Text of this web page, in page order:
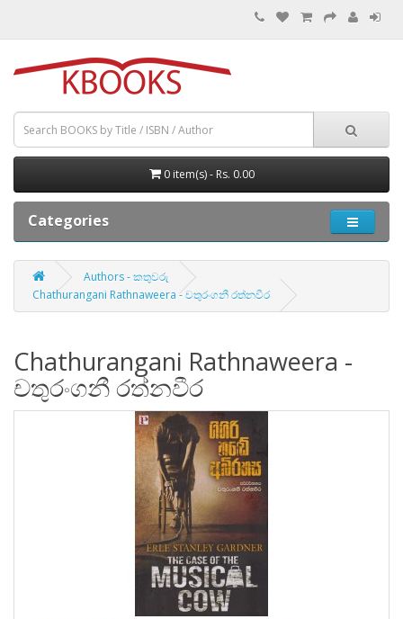
0 item(s) - Rs. 0.00
Categories
Authors - කතුවරු
Chathurangani Rathnaweera - චතුරංගනී රත්නවීර
Chathurangani Rathnaweera -
චතුරංගනී රත්නවීර